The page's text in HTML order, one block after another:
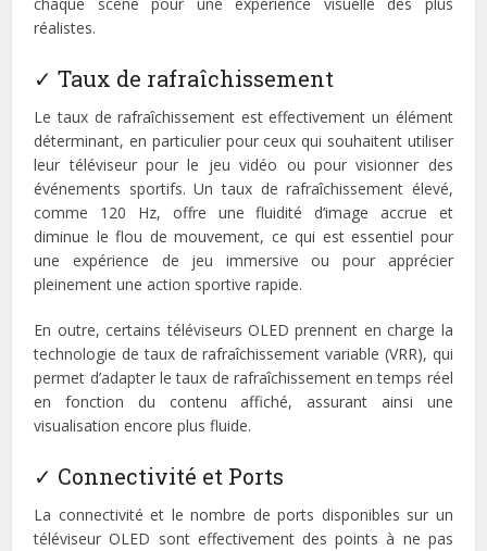
chaque scène pour une expérience visuelle des plus
réalistes.
✓ Taux de rafraîchissement
Le taux de rafraîchissement est effectivement un élément
déterminant, en particulier pour ceux qui souhaitent utiliser
leur téléviseur pour le jeu vidéo ou pour visionner des
événements sportifs. Un taux de rafraîchissement élevé,
comme 120 Hz, offre une fluidité d’image accrue et
diminue le flou de mouvement, ce qui est essentiel pour
une expérience de jeu immersive ou pour apprécier
pleinement une action sportive rapide.
En outre, certains téléviseurs OLED prennent en charge la
technologie de taux de rafraîchissement variable (VRR), qui
permet d’adapter le taux de rafraîchissement en temps réel
en fonction du contenu affiché, assurant ainsi une
visualisation encore plus fluide.
✓ Connectivité et Ports
La connectivité et le nombre de ports disponibles sur un
téléviseur OLED sont effectivement des points à ne pas